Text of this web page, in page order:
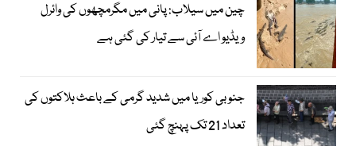
چین میں سیلاب: پانی میں مگرمچھوں کی وائرل
ویڈیو اے آئی سے تیار کی گئی ہے
جنوبی کوریا میں شدید گرمی کے باعث ہلاکتوں کی
تعداد 21 تک پہنچ گئی